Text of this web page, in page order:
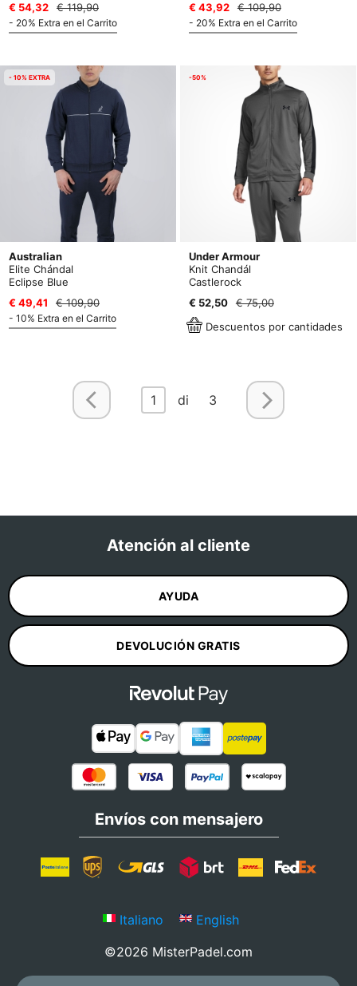
€ 54,32
€ 119,90
- 20% Extra en el Carrito
€ 43,92
€ 109,90
- 20% Extra en el Carrito
- 10% EXTRA
Australian
Elite Chándal
Eclipse Blue
€ 49,41
€ 109,90
- 10% Extra en el Carrito
-50%
Under Armour
Knit Chandál
Castlerock
€ 52,50
€ 75,00
Descuentos por cantidades
1 di 3
Atención al cliente
AYUDA
DEVOLUCIÓN GRATIS
Envíos con mensajero
Italiano
English
©2026 MisterPadel.com